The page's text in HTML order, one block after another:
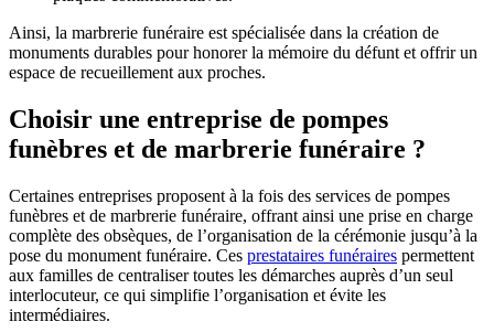
Ainsi, la marbrerie funéraire est spécialisée dans la création de
monuments durables pour honorer la mémoire du défunt et offrir un
espace de recueillement aux proches.
Choisir une entreprise de pompes
funèbres et de marbrerie funéraire ?
Certaines entreprises proposent à la fois des services de pompes
funèbres et de marbrerie funéraire, offrant ainsi une prise en charge
complète des obsèques, de l’organisation de la cérémonie jusqu’à la
pose du monument funéraire. Ces prestataires funéraires permettent
aux familles de centraliser toutes les démarches auprès d’un seul
interlocuteur, ce qui simplifie l’organisation et évite les
intermédiaires.